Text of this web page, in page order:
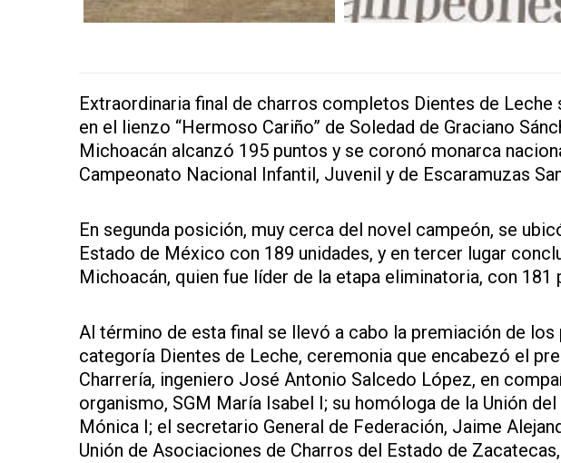
Extraordinaria final de charros completos Dientes de
en el lienzo “Hermoso Cariño” de Soledad de Graciano
Michoacán alcanzó 195 puntos y se coronó monarca
Campeonato Nacional Infantil, Juvenil y de Escaramuzas
En segunda posición, muy cerca del novel campeón, se
Estado de México con 189 unidades, y en tercer lugar
Michoacán, quien fue líder de la etapa eliminatoria, con 181
Al término de esta final se llevó a cabo la premiación de
categoría Dientes de Leche, ceremonia que encabezó el
Charrería, ingeniero José Antonio Salcedo López, en
organismo, SGM María Isabel I; su homóloga de la Unión
Mónica I; el secretario General de Federación, Jaime
Unión de Asociaciones de Charros del Estado de